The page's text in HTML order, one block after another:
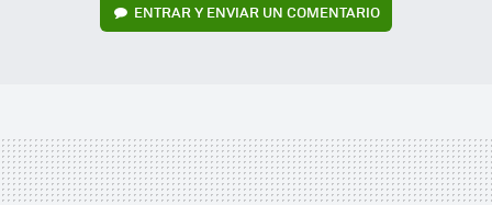
ENTRAR Y ENVIAR UN COMENTARIO